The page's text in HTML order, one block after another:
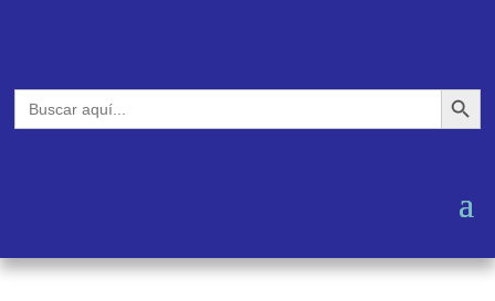
Buscar: Botón de